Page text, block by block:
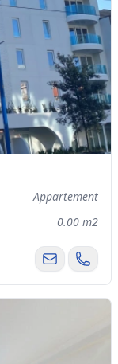
Appartement
0.00 m2